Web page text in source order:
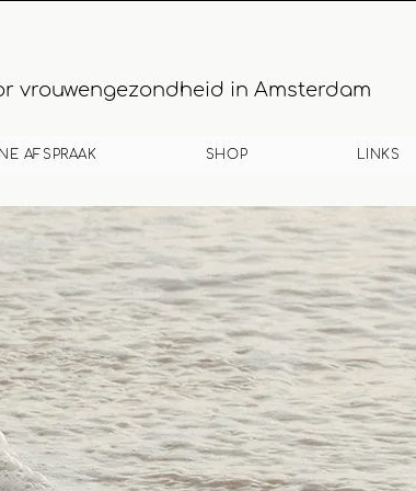
vrouwengezondheid in Amsterdam
AFSPRAAK SHOP LINKS